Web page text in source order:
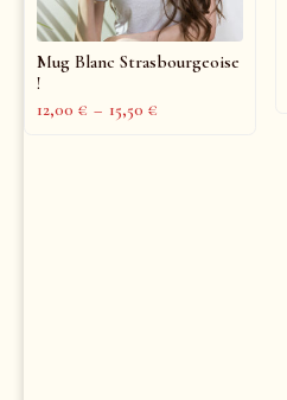
Mug Blanc Strasbourgeoise
!
12,00 € – 15,50 €